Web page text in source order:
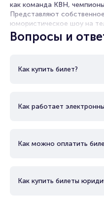
Подробнее о том, как
читайте в разделах:
Продать билет
Брокерам
как команда КВН,
Представляют
юмористическое шоу на
Андрей Рожков, Дмитрий
Вячеслав Мясников,
Вопросы и
Как купить билет?
Как работает
Как можно оплатить
Как купить билеты